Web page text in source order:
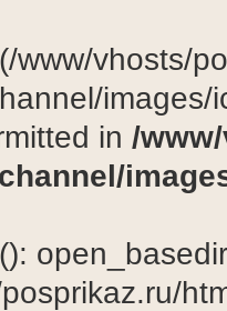
www/vhosts/
in /